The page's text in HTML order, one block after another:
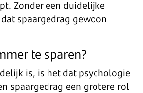
Zonder een duidelijke
spaargedrag gewoon
te sparen?
is, is het dat psychologie
spaargedrag een grotere rol